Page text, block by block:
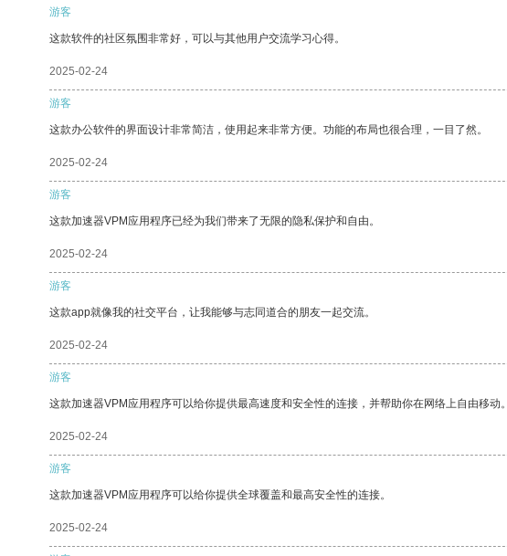
游客
这款软件的社区氛围非常好，可以与其他用户交流学习心得。
2025-02-24
游客
这款办公软件的界面设计非常简洁，使用起来非常方便。功能的布局也很合理，一目了然。
2025-02-24
游客
这款加速器VPM应用程序已经为我们带来了无限的隐私保护和自由。
2025-02-24
游客
这款app就像我的社交平台，让我能够与志同道合的朋友一起交流。
2025-02-24
游客
这款加速器VPM应用程序可以给你提供最高速度和安全性的连接，并帮助你在网络上自由移动。
2025-02-24
游客
这款加速器VPM应用程序可以给你提供全球覆盖和最高安全性的连接。
2025-02-24